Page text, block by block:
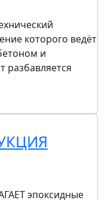
которого ведёт
и
разбавляется
эпоксидные